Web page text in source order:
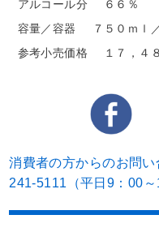
アルコール分
６６％
容量／容器
７５０ｍｌ
参考小売価格
１７，４
消費者の方からのお問
241-5111（平日9：00～